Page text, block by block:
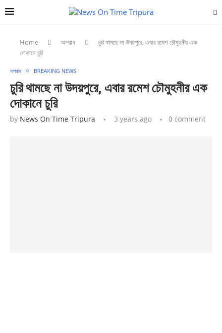
Home অপরাধ
চুরি থামছে না উদয়পুরে, এবার রমেশ চৌমুহনীর এক
দোকানে চুরি
অপরাধ BREAKING NEWS
চুরি থামছে না উদয়পুরে, এবার রমেশ চৌমুহনীর এক
দোকানে চুরি
by News On Time Tripura 3 years ago 0 comment